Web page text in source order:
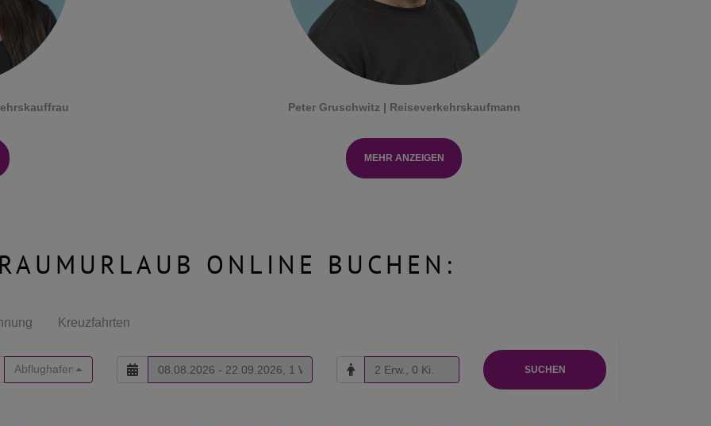
Peter Gruschwitz | Reiseverkehrskaufmann
MEHR ANZEIGEN
ONLINE BUCHEN:
Kreuzfahrten
Abflughafen SUCHEN